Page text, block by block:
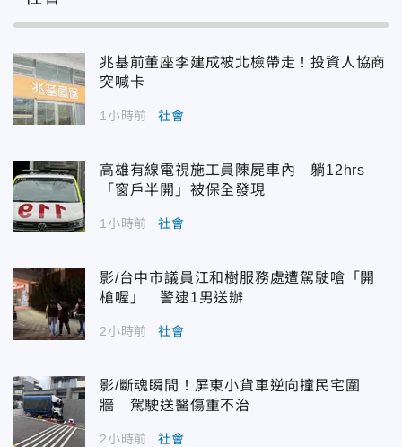
兆基前董座李建成被北檢帶走！投資人協商
突喊卡
1小時前 社會
高雄有線電視施工員陳屍車內 躺12hrs
「窗戶半開」被保全發現
1小時前 社會
影/台中市議員江和樹服務處遭駕駛嗆「開
槍喔」 警逮1男送辦
2小時前 社會
影/斷魂瞬間！屏東小貨車逆向撞民宅圍
牆 駕駛送醫傷重不治
2小時前 社會